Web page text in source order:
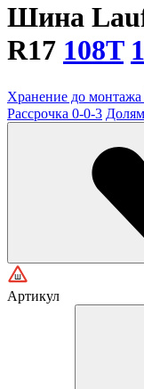
Шина
R17 108T
Хранение до
Рассрочка 0-0-3
Артикул